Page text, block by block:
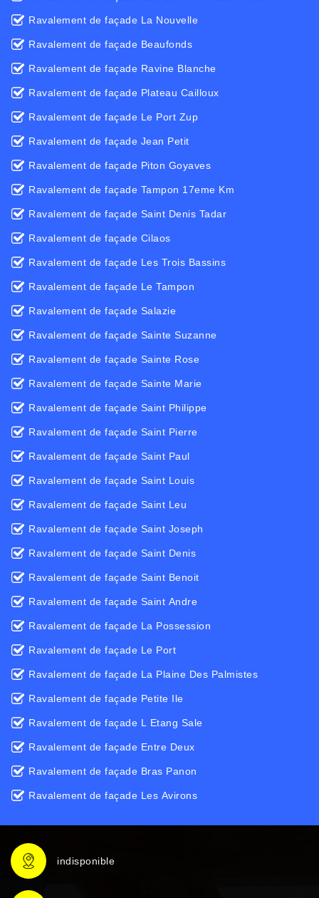
Ravalement de façade La Nouvelle
Ravalement de façade Beaufonds
Ravalement de façade Ravine Blanche
Ravalement de façade Plateau Cailloux
Ravalement de façade Le Port Zup
Ravalement de façade Jean Petit
Ravalement de façade Piton Goyaves
Ravalement de façade Tampon 17eme Km
Ravalement de façade Saint Denis Tadar
Ravalement de façade Cilaos
Ravalement de façade Les Trois Bassins
Ravalement de façade Le Tampon
Ravalement de façade Salazie
Ravalement de façade Sainte Suzanne
Ravalement de façade Sainte Rose
Ravalement de façade Sainte Marie
Ravalement de façade Saint Philippe
Ravalement de façade Saint Pierre
Ravalement de façade Saint Paul
Ravalement de façade Saint Louis
Ravalement de façade Saint Leu
Ravalement de façade Saint Joseph
Ravalement de façade Saint Denis
Ravalement de façade Saint Benoit
Ravalement de façade Saint Andre
Ravalement de façade La Possession
Ravalement de façade Le Port
Ravalement de façade La Plaine Des Palmistes
Ravalement de façade Petite Ile
Ravalement de façade L Etang Sale
Ravalement de façade Entre Deux
Ravalement de façade Bras Panon
Ravalement de façade Les Avirons
indisponible